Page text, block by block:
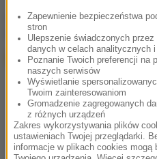
chcesz widzieć więcej
Google
Zapewnienie bezpieczeństwa
stron
Ulepszenie świadczonych
danych w celach analitycznych
Poznanie Twoich preferencji na
naszych serwisów
Wyświetlanie
Twoim zainteresowaniom
Gromadzenie zagregowanych
z różnych urządzeń
Zakres wykorzystywania plików
ustawieniach Twojej przeglądarki.
informacje w plikach cookies mogą